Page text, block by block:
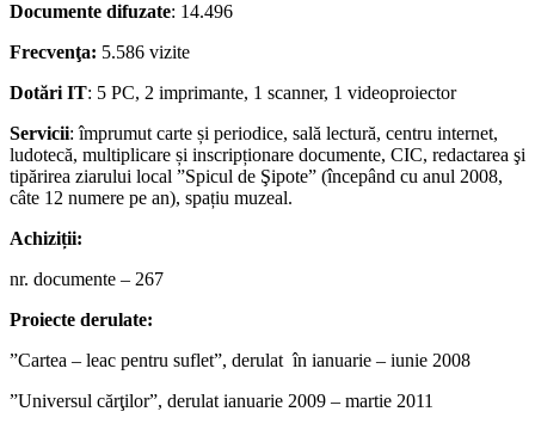
Documente difuzate: 14.496
Frecvenţa: 5.586 vizite
Dotări IT: 5 PC, 2 imprimante, 1 scanner, 1 videoproiector
Servicii: împrumut carte și periodice, sală lectură, centru internet,
ludotecă, multiplicare și inscripționare documente, CIC, redactarea şi
tipărirea ziarului local ”Spicul de Şipote” (începând cu anul 2008,
câte 12 numere pe an), spațiu muzeal.
Achiziții:
nr. documente – 267
Proiecte derulate:
”Cartea – leac pentru suflet”, derulat în ianuarie – iunie 2008
”Universul cărţilor”, derulat ianuarie 2009 – martie 2011